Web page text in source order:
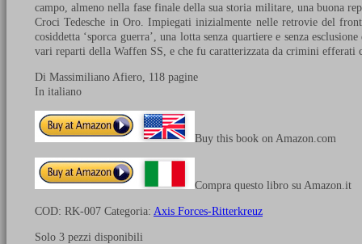
campo, almeno nella fase finale della sua storia militare, una buona
Croci Tedesche in Oro. Impiegati inizialmente nelle retrovie del
cosiddetta ‘sporca guerra’, una lotta senza quartiere e senza
vari reparti della Waffen SS, e che fu caratterizzata da crimini efferati
Di Massimiliano Afiero, 118 pagine
In italiano
Buy this book on Amazon.com
Compra questo libro su Amazon.it
COD: RK-007 Categoria: Axis Forces-Ritterkreuz
Solo 3 pezzi disponibili